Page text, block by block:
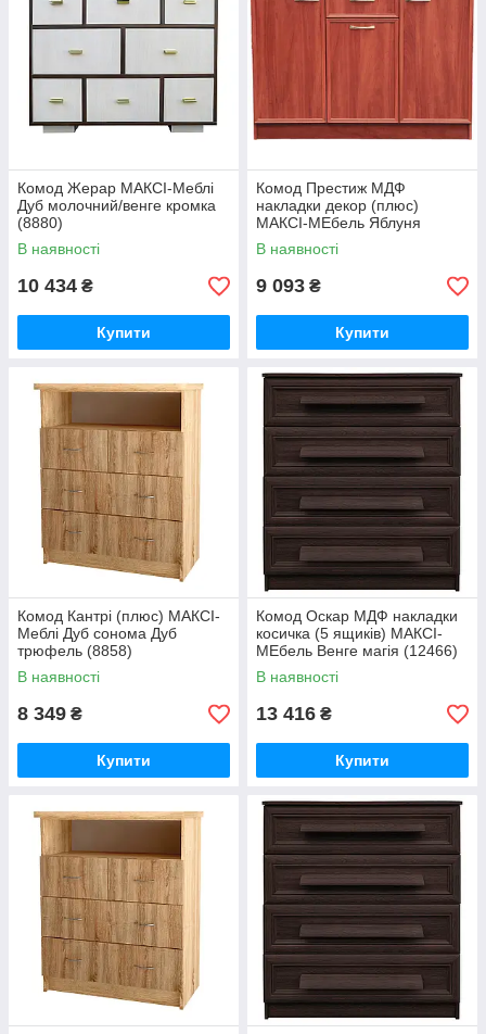
Комод Жерар МАКСІ-Меблі
Дуб молочний/венге кромка
(8880)
В наявності
10 434 ₴
Купити
Комод Престиж МДФ
накладки декор (плюс)
МАКСІ-МЕбель Яблуня
локарна (12465)
В наявності
9 093 ₴
Купити
Комод Кантрі (плюс) МАКСІ-
Меблі Дуб сонома Дуб
трюфель (8858)
В наявності
8 349 ₴
Купити
Комод Оскар МДФ накладки
косичка (5 ящиків) МАКСІ-
МЕбель Венге магія (12466)
В наявності
13 416 ₴
Купити